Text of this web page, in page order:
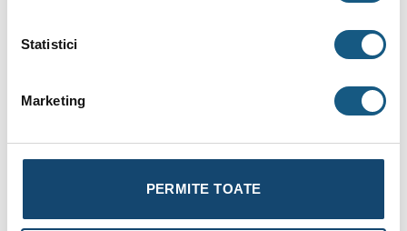
Statistici
Marketing
PERMITE TOATE
Vas de expansiune apa rece montaj pe pardoseala,
MT100V, 100 litri, 10 bari
aici intervine vasul expansiune de hidrofor, care asigura